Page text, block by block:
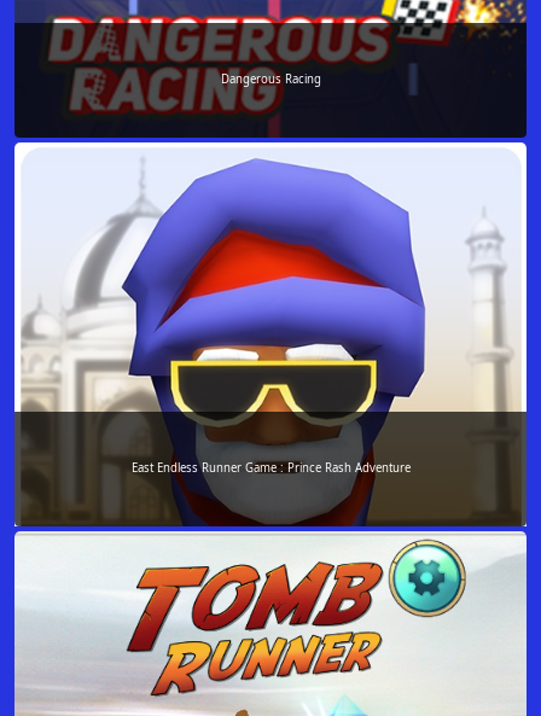
Dangerous Racing
East Endless Runner Game : Prince Rash Adventure